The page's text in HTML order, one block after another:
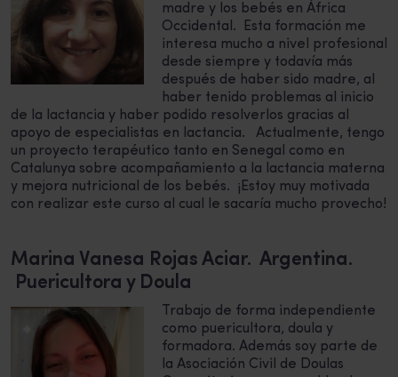
madre y los bebés en África
Occidental. Esta formación me
interesa mucho a nivel profesional
desde siempre y todavía más
después de haber sido madre, al
haber tenido problemas al inicio
de la lactancia y haber podido resolverlos gracias al
apoyo de especialistas en lactancia. Actualmente, tengo
un proyecto terapéutico tanto en Senegal como en
Catalunya sobre acompañamiento a la lactancia materna
y mejora nutricional de los bebés. ¡Estoy muy motivada
con realizar este curso al cual le sacaría mucho provecho!
Marina Vanesa Rojas Aciar. Argentina.
Puericultora y Doula
Trabajo de forma independiente
como puericultora, doula y
formadora. Además soy parte de
la Asociación Civil de Doulas